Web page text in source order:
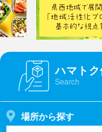
ハマト
Search
場所から探す